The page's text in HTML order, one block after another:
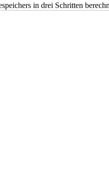
in drei Schritten